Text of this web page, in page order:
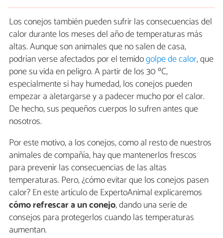
Los conejos también pueden sufrir las consecuencias del
calor durante los meses del año de temperaturas más
altas. Aunque son animales que no salen de casa,
podrían verse afectados por el temidogolpe de calor, que
pone su vida en peligro. A partir de los 30 ºC,
especialmente si hay humedad, los conejos pueden
empezar a aletargarse y a padecer mucho por el calor.
De hecho, sus pequeños cuerpos lo sufren antes que
nosotros.
Por este motivo, a los conejos, como al resto de nuestros
animales de compañía, hay que mantenerlos frescos
para prevenir las consecuencias de las altas
temperaturas. Pero, ¿cómo evitar que los conejos pasen
calor? En este artículo de ExpertoAnimal explicaremos
cómo refrescar a un conejo, dando una serie de
consejos para protegerlos cuando las temperaturas
aumentan.